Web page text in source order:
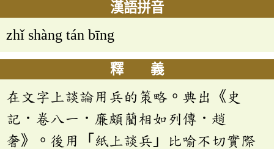
漢語拼音
zhǐ shàng tán bīng
釋 義
在文字上談論用兵的策略。典出《史
記．卷八一．廉頗藺相如列傳．趙
奢》。後用「紙上談兵」比喻不切實際